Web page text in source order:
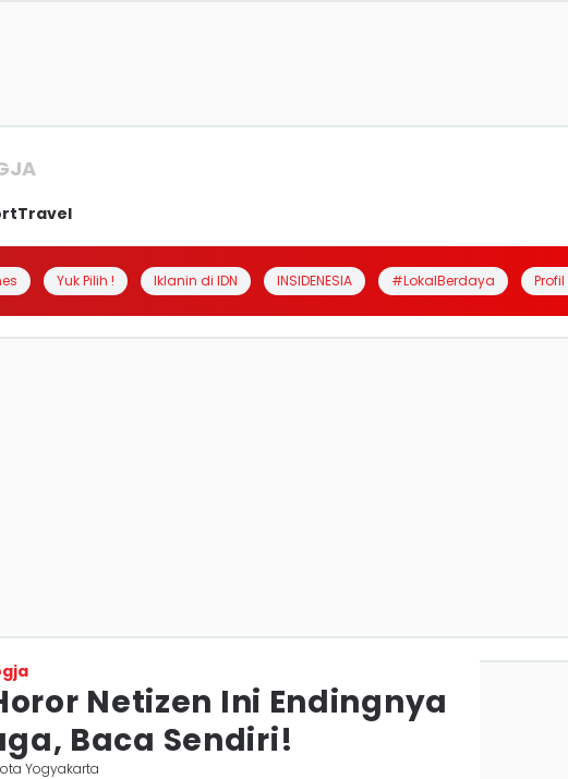
Travel
Yuk Pilih ! Iklanin di IDN INSIDENESIA #LokalBerdaya
Netizen Ini Endingnya
Baca Sendiri!
Yogyakarta